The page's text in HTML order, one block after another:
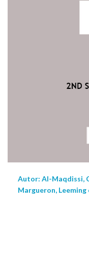
Autor: Al-Maqdissi,
Margueron,